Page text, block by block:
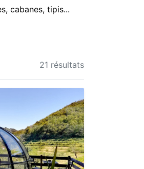
cabanes, tipis...
21 résultats